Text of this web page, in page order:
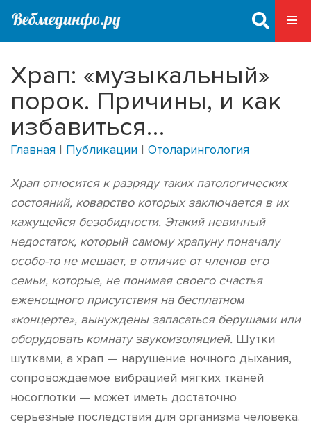
Храп: «музыкальный»
порок. Причины, и как
избавиться…
Главная | Публикации | Отоларингология
Храп относится к разряду таких патологических
состояний, коварство которых заключается в их
кажущейся безобидности. Этакий невинный
недостаток, который самому храпуну поначалу
особо-то не мешает, в отличие от членов его
семьи, которые, не понимая своего счастья
еженощного присутствия на бесплатном
«концерте», вынуждены запасаться берушами или
оборудовать комнату звукоизоляцией. Шутки
шутками, а храп — нарушение ночного дыхания,
сопровождаемое вибрацией мягких тканей
носоглотки — может иметь достаточно
серьезные последствия для организма человека.